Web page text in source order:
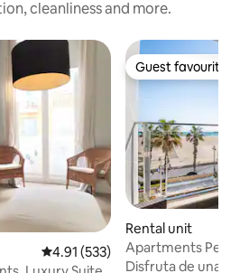
cleanliness and more.
4.91 out of 5 average rating,
4.91 (533)
Guest favourite
Guest favourite
Rental unit
Apartments
Malvarrosa,
Disfruta de una